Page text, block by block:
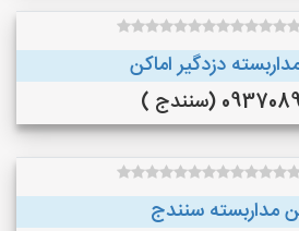
دزدگیر اماکن
(سنندج )
مداربسته سنندج